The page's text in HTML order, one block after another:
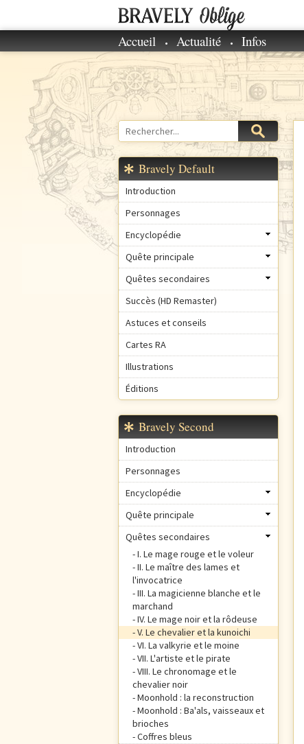
M
n
u
r
i
n
c
a
l
Accueil Actualité Infos
Formulaire
recherche
Rechercher
Bravely Default
Introduction
Personnages
Encyclopédie
Quête principale
Quêtes secondaires
Succès (HD Remaster)
Astuces et conseils
Cartes RA
Illustrations
Éditions
Bravely Second
Introduction
Personnages
Encyclopédie
Quête principale
Quêtes secondaires
I. Le mage rouge et le voleur
II. Le maître des lames et
l'invocatrice
III. La magicienne blanche et le
marchand
IV. Le mage noir et la rôdeuse
V. Le chevalier et la kunoichi
VI. La valkyrie et le moine
VII. L'artiste et le pirate
VIII. Le chronomage et le
chevalier noir
Moonhold : la reconstruction
Moonhold : Ba'als, vaisseaux et
brioches
Coffres bleus